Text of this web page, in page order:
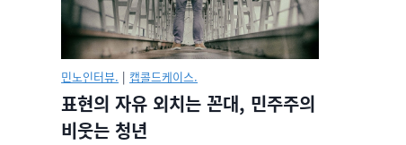
민노인터뷰. | 캡콜드케이스.
표현의 자유 외치는 꼰대, 민주주의
비웃는 청년